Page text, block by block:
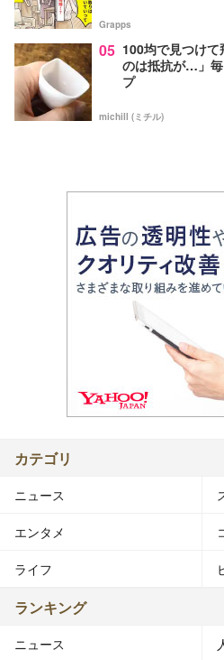
Grapps
05 100均で見つけて
のは抵抗が…」
プ
michill (ミチル)
カテゴリ
ニュース
エンタメ
ライフ
ランキング
ニュース